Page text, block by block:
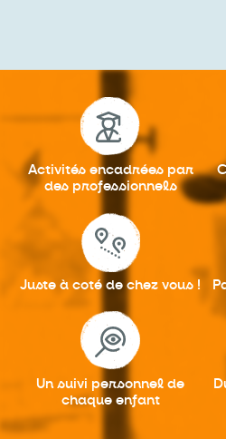
Activités encadrées par
des professionnels
Juste à coté de chez vous !
Un suivi personnel de
chaque enfant